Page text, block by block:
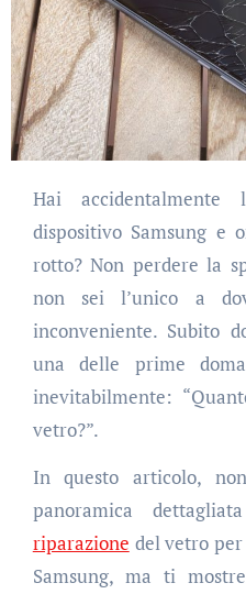
Hai accidentalmente lasciato cadere il tuo
dispositivo Samsung
rotto? Non perdere la
non sei l’unico a
inconveniente. Subito
una delle prime
inevitabilmente:
vetro?”.
In questo articolo,
panoramica
riparazione del vetro
Samsung, ma ti